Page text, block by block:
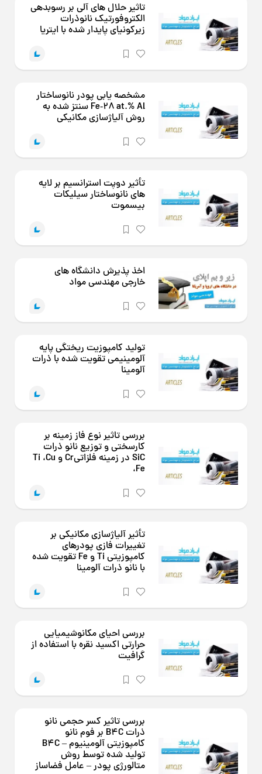
تاثیر حلال های آلی بر رسوبدهی
الکتروفورتیک نانوذرات
زیرکونیای پایدار شده با ایتریا
مشخصه یابی پودر نانوساختار
Fe‐۲۸ at.% Al سنتز شده به
روش آلیاژسازی مکانیکی
تأثیر دوپت استرانسیم بر لایه
های نانوساختار سیلیکات
بیسموت
اخذ پذیرش دانشگاه های
خارجی مهندسی مواد
تولید کامپوزیت ریختگی پایه
آلومینیمی تقویت شده با ذرات
آلومینا
بررسی تاثیر نوع فاز زمینه بر
کارسختی و توزیع نانو ذرات
SiC در زمینه فلزاتیCr و Ti ،Cu
،Fe
تأثیر آلیاژسازی مکانیکی بر
تغییرات فازی پودرهای
کامپوزیتی Ti و Fe تقویت شده
با نانو ذرات آلومینا
بررسی احیای مکانوشیمیایی
حرارتی اکسید نقره با استفاده از
گرافیت
بررسی تاثیر کسر حجمی نانو
ذرات B4C بر فوم نانو
کامپوزیتی آلومینیوم – B4C
تولید شده توسط روش
متالورژی پودر – عامل فضاساز